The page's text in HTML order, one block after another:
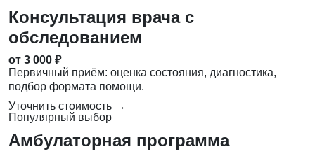
Консультация врача с
обследованием
от 3 000 ₽
Первичный приём: оценка состояния, диагностика,
подбор формата помощи.
Уточнить стоимость →
Популярный выбор
Амбулаторная программа